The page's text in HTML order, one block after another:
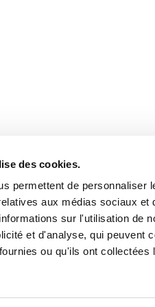
des cookies.
permettent de personnaliser
aux médias sociaux
sur l'utilisation de
et d'analyse, qui peuvent
ou qu'ils ont